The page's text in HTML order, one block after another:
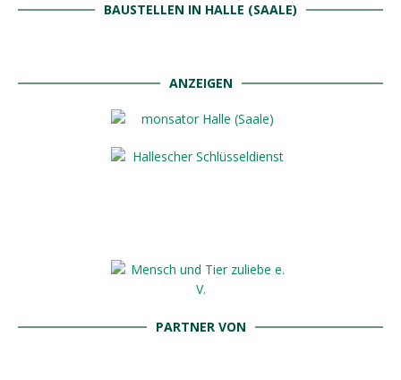
BAUSTELLEN IN HALLE (SAALE)
ANZEIGEN
PARTNER VON